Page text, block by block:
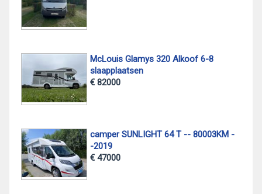
McLouis Glamys 320 Alkoof 6-8
slaapplaatsen
€ 82000
camper SUNLIGHT 64 T -- 80003KM -
-2019
€ 47000